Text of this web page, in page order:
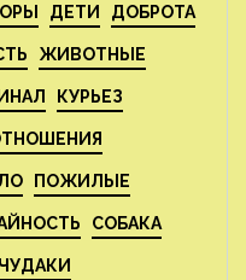
ДЕТИ ДОБРОТА
ЖИВОТНЫЕ
КУРЬЕЗ
ПОЖИЛЫЕ
СОБАКА
ЧУДАКИ